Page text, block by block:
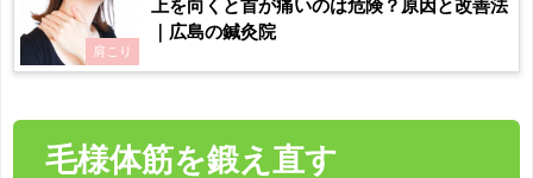
肩こり
上を向くと首が痛いのは危険？原因と改善法
｜広島の鍼灸院
毛様体筋を鍛え直す